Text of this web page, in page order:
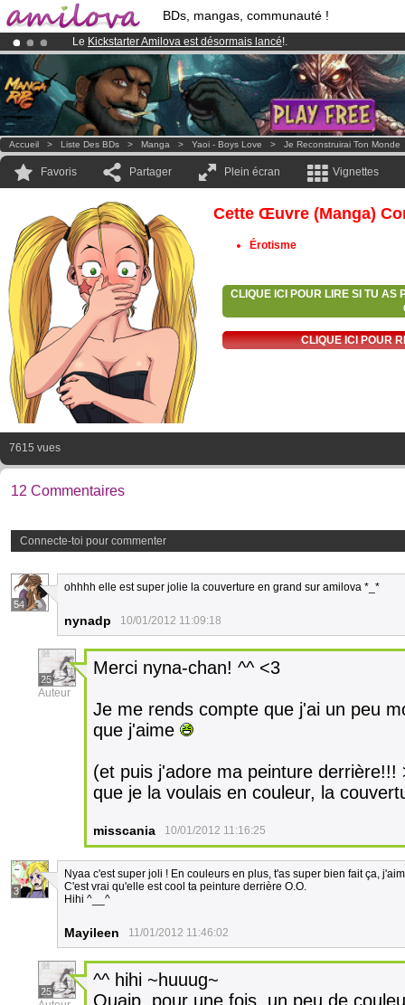
BDs, mangas, communauté !
Le Kickstarter Amilova est désormais lancé!.
Abonnement premium: à partir de3.95 eurospar mois !Clique ici
Déjà 100000membreset 1000BDs & Mangas!
Accueil > Liste Des BDs > Manga > Yaoi - Boys Love > Je Reconstruirai Ton Monde
Favoris Partager Plein écran Vignettes
Cette Œuvre (manga)
Érotisme
CLIQUE ICI POUR LIRE SI TU AS
CLIQUE ICI POUR
7615 vues
12 Commentaires
Connecte-toi pour commenter
54
ohhhh elle est super jolie la couverture en grand sur amilova *_*
nynadp 10/01/2012 11:09:18
25
Auteur
Merci nyna-chan! ^^ <3
Je me rends compte que j'ai un peu
que j'aime
(et puis j'adore ma peinture
que je la voulais en couleur, la
misscania 10/01/2012 11:16:25
3
Nyaa c'est super joli ! En couleurs en plus, t'as super bien fait ça,
C'est vrai qu'elle est cool ta peinture derrière O.O.
Hihi ^__^
Mayileen 11/01/2012 11:46:02
25
^^ hihi ~huuug~
Ouaip, pour une fois, un peu de